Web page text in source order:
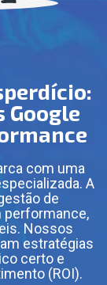
Google
com uma
A
de
performance,
Nossos
estratégias
certo e
(ROI).